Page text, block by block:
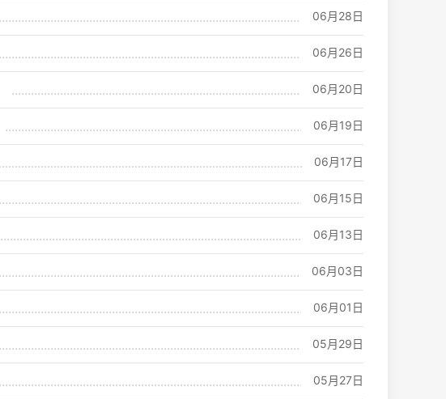
06月28日
06月26日
06月20日
06月19日
06月17日
06月15日
06月13日
06月03日
06月01日
05月29日
05月27日